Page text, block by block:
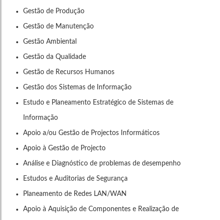
Gestão de Produção
Gestão de Manutenção
Gestão Ambiental
Gestão da Qualidade
Gestão de Recursos Humanos
Gestão dos Sistemas de Informação
Estudo e Planeamento Estratégico de Sistemas de
Informação
Apoio a/ou Gestão de Projectos Informáticos
Apoio à Gestão de Projecto
Análise e Diagnóstico de problemas de desempenho
Estudos e Auditorias de Segurança
Planeamento de Redes LAN/WAN
Apoio à Aquisição de Componentes e Realização de